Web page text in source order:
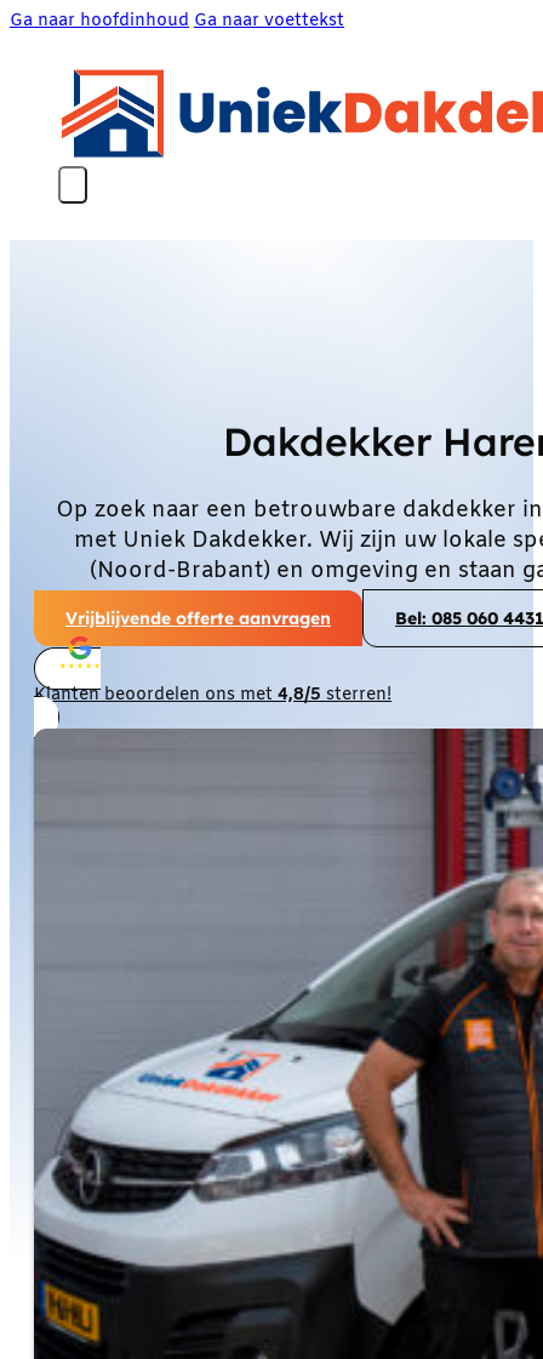
Ga naar hoofdinhoud Ga naar voettekst
Dakdekker
Op zoek naar een betrouwbare dakdekker
met Uniek Dakdekker. Wij zijn uw lokale
(Noord-Brabant) en omgeving en staan
Vrijblijvende offerte aanvragen Bel: 085 060 4431
Klanten beoordelen ons met4,8/5sterren!